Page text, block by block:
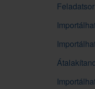
Feladatsor